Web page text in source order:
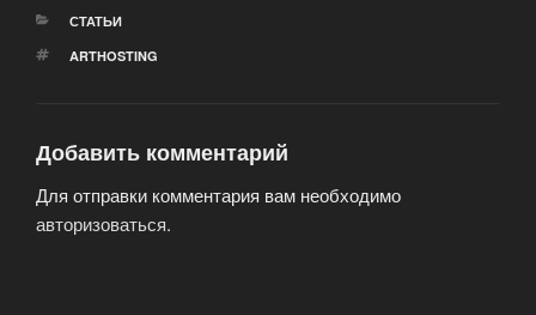
РУБРИКИ
СТАТЬИ
МЕТКИ
ARTHOSTING
Добавить комментарий
Для отправки комментария вам необходимо
авторизоваться.